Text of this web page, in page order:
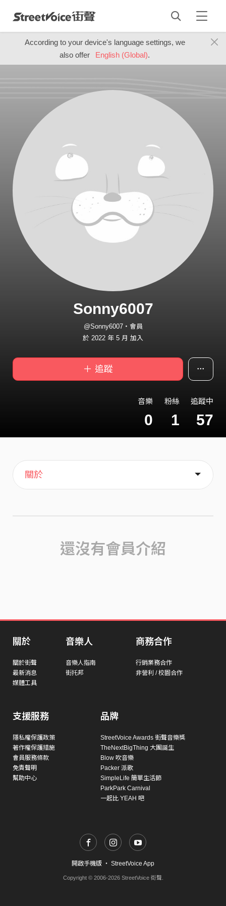
According to your device's language settings, we
also offer
English (Global).
Sonny6007
@Sonny6007・會員
於 2022 年 5 月 加入
＋ 追蹤
音樂
0
粉絲
1
追蹤中
57
主頁
歌單
喜歡
關於
還沒有會員介紹
關於
關於街聲
最新消息
媒體工具
音樂人
音樂人指南
街托邦
商務合作
行銷業務合作
非營利 / 校園合作
支援服務
隱私權保護政策
著作權保護措施
會員服務條款
免責聲明
幫助中心
品牌
StreetVoice Awards 街聲音樂獎
TheNextBigThing 大團誕生
Blow 吹音樂
Packer 派歌
SimpleLife 簡單生活節
ParkPark Carnival
一起比 YEAH 吧
開啟手機版 ・ StreetVoice App
Copyright © 2006-2026 StreetVoice 街聲.